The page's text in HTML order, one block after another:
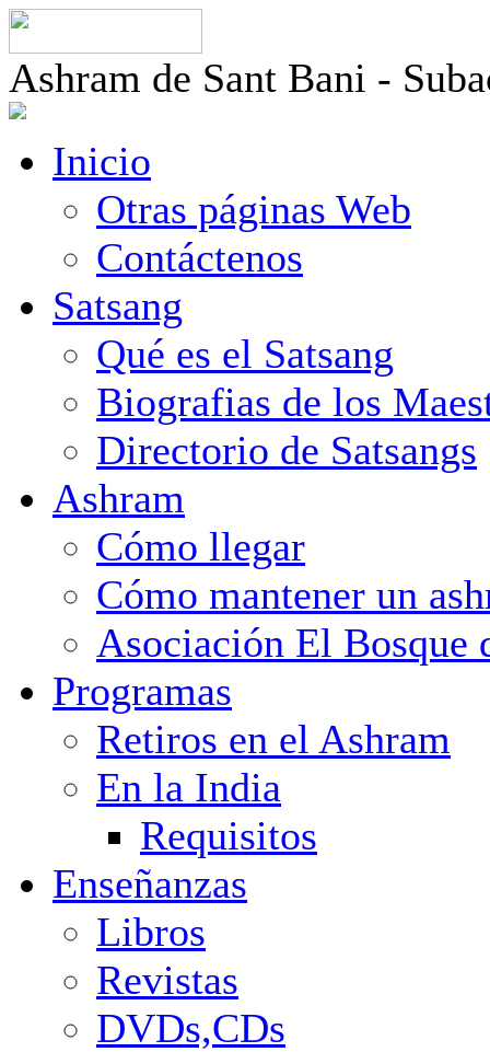
Ashram de Sant Bani -
Inicio
Otras páginas Web
Contáctenos
Satsang
Qué es el Satsang
Biografias de los
Directorio de Satsangs
Ashram
Cómo llegar
Cómo mantener un
Asociación El Bosque
Programas
Retiros en el Ashram
En la India
Requisitos
Enseñanzas
Libros
Revistas
DVDs,CDs